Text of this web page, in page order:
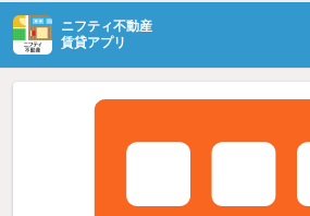
ニフティ不動産
賃貸アプリ